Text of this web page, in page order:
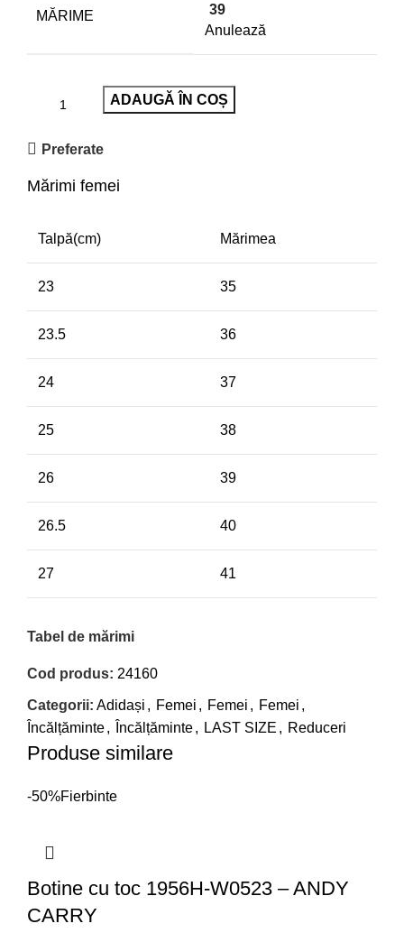
MĂRIME
39
Anulează
ADAUGĂ ÎN COȘ
Preferate
Mărimi femei
Talpă(cm) Mărimea
23 35
23.5 36
24 37
25 38
26 39
26.5 40
27 41
Tabel de mărimi
Cod produs: 24160
Categorii: Adidași , Femei , Femei , Femei ,
Încălțăminte, Încălțăminte, LAST SIZE , Reduceri
Produse similare
-50%Fierbinte
Botine cu toc 1956H-W0523 – ANDY
CARRY